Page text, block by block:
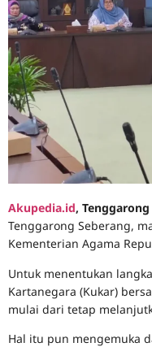
Akupedia.id, Tenggarong
Tenggarong Seberang,
Kementerian Agama
Untuk menentukan
Kartanegara (Kukar)
mulai dari tetap
Hal itu pun mengemuka